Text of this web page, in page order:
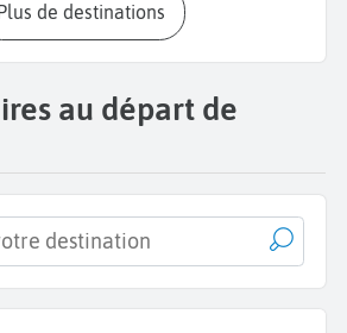
Plus de destinations
au départ de